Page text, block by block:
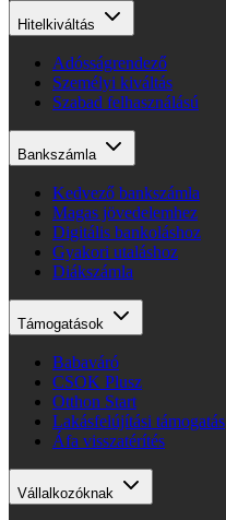
Hitelkiváltás
Adósságrendező
Személyi kiváltás
Szabad felhasználású
Bankszámla
Kedvező bankszámla
Magas jövedelemhez
Digitális bankoláshoz
Gyakori utaláshoz
Diákszámla
Támogatások
Babaváró
CSOK Plusz
Otthon Start
Lakásfelújítási támogatás
Áfa visszatérítés
Vállalkozóknak